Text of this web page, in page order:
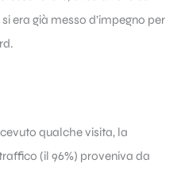
era già messo d’impegno per
qualche visita, la
(il 96%) proveniva da